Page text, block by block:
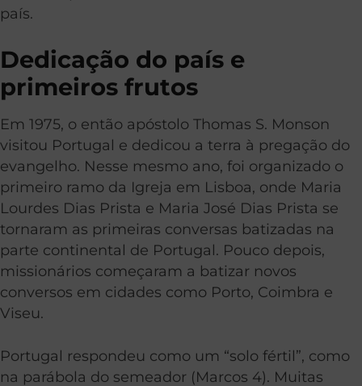
país.
Dedicação do país e
primeiros frutos
Em 1975, o então apóstolo Thomas S. Monson
visitou Portugal e dedicou a terra à pregação do
evangelho. Nesse mesmo ano, foi organizado o
primeiro ramo da Igreja em Lisboa, onde Maria
Lourdes Dias Prista e Maria José Dias Prista se
tornaram as primeiras conversas batizadas na
parte continental de Portugal. Pouco depois,
missionários começaram a batizar novos
conversos em cidades como Porto, Coimbra e
Viseu.
Portugal respondeu como um “solo fértil”, como
na parábola do semeador (Marcos 4). Muitas